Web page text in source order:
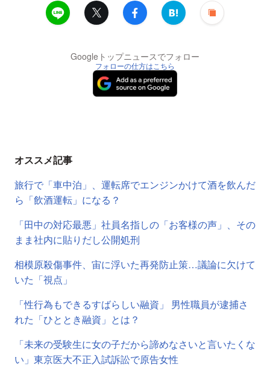
Googleトップニュースでフォロー
フォローの仕方はこちら
オススメ記事
旅行で「車中泊」、運転席でエンジンかけて酒を飲んだ
ら「飲酒運転」になる？
「田中の対応最悪」社員名指しの「お客様の声」、その
まま社内に貼りだし公開処刑
相模原殺傷事件、宙に浮いた再発防止策…議論に欠けて
いた「視点」
「性行為もできるすばらしい融資」 男性職員が逮捕さ
れた「ひととき融資」とは？
「未来の受験生に女の子だから諦めなさいと言いたくな
い」東京医大不正入試訴訟で原告女性